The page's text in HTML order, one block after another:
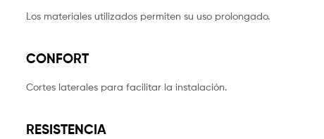
Los materiales utilizados permiten su uso prolongado.
CONFORT
Cortes laterales para facilitar la instalación.
RESISTENCIA